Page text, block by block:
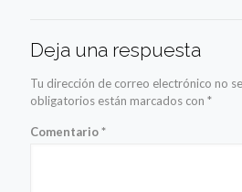
Deja una respuesta
Tu dirección de correo electrónico no
obligatorios están marcados con *
Comentario*